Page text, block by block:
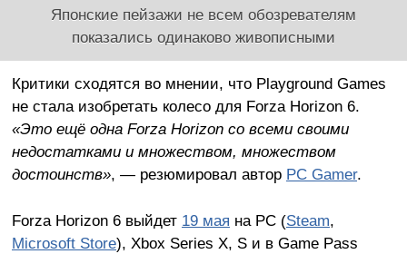
Японские пейзажи не всем обозревателям
показались одинаково живописными
Критики сходятся во мнении, что Playground Games
не стала изобретать колесо для Forza Horizon 6.
«Это ещё одна Forza Horizon со всеми своими
недостатками и множеством, множеством
достоинств», — резюмировал автор PC Gamer.
Forza Horizon 6 выйдет 19 мая на PC (Steam,
Microsoft Store), Xbox Series X, S и в Game Pass